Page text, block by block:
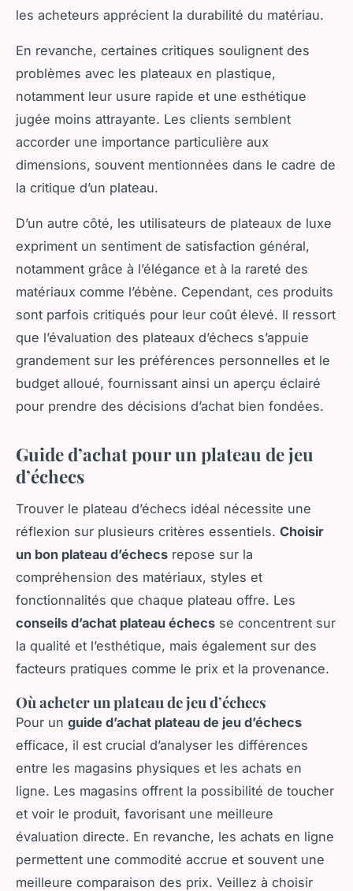
les acheteurs apprécient la durabilité du matériau.
En revanche, certaines critiques soulignent des
problèmes avec les plateaux en plastique,
notamment leur usure rapide et une esthétique
jugée moins attrayante. Les clients semblent
accorder une importance particulière aux
dimensions, souvent mentionnées dans le cadre de
la critique d’un plateau.
D’un autre côté, les utilisateurs de plateaux de luxe
expriment un sentiment de satisfaction général,
notamment grâce à l’élégance et à la rareté des
matériaux comme l’ébène. Cependant, ces produits
sont parfois critiqués pour leur coût élevé. Il ressort
que l’évaluation des plateaux d’échecs s’appuie
grandement sur les préférences personnelles et le
budget alloué, fournissant ainsi un aperçu éclairé
pour prendre des décisions d’achat bien fondées.
Guide d’achat pour un plateau de jeu
d’échecs
Trouver le plateau d’échecs idéal nécessite une
réflexion sur plusieurs critères essentiels. Choisir
un bon plateau d’échecs repose sur la
compréhension des matériaux, styles et
fonctionnalités que chaque plateau offre. Les
conseils d’achat plateau échecs se concentrent sur
la qualité et l’esthétique, mais également sur des
facteurs pratiques comme le prix et la provenance.
Où acheter un plateau de jeu d’échecs
Pour un guide d’achat plateau de jeu d’échecs
efficace, il est crucial d’analyser les différences
entre les magasins physiques et les achats en
ligne. Les magasins offrent la possibilité de toucher
et voir le produit, favorisant une meilleure
évaluation directe. En revanche, les achats en ligne
permettent une commodité accrue et souvent une
meilleure comparaison des prix. Veillez à choisir